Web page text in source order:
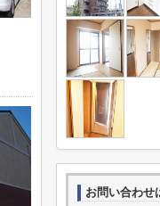
お問い合わせ